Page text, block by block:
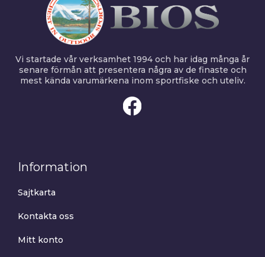
Vi startade vår verksamhet 1994 och har idag många år
senare förmån att presentera några av de finaste och
mest kända varumärkena inom sportfiske och uteliv.
Information
Sajtkarta
Kontakta oss
Mitt konto